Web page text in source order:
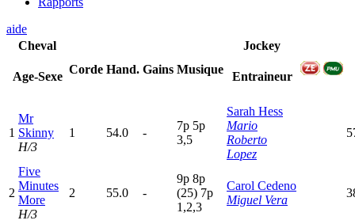
aide
Cheval
Age-Sexe
Corde Hand. Gains Musique
Jockey
Entraineur
1
Mr
Skinny
H/3
1 54.0 -
7p 5p
3,5
Sarah Hess
Mario
Roberto
Lopez
2
Five
Minutes
More
H/3
2 55.0 -
9p 8p
(25) 7p
1,2,3
Carol Cedeno
Miguel Vera